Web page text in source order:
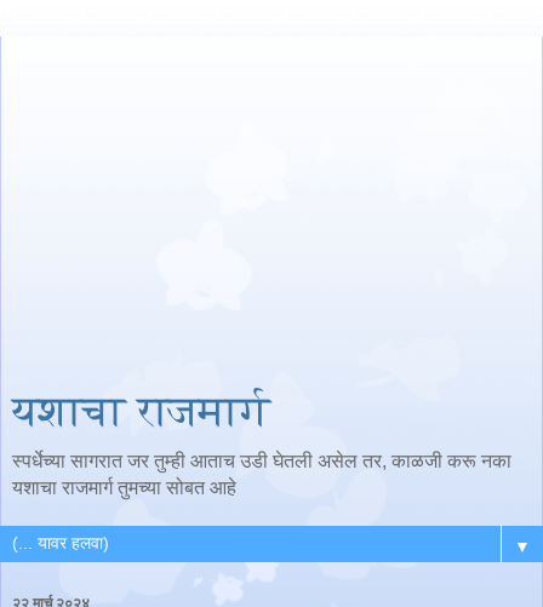
यशाचा राजमार्ग
स्पर्धेच्या सागरात जर तुम्ही आताच उडी घेतली असेल तर, काळजी करू नका
यशाचा राजमार्ग तुमच्या सोबत आहे
▼
२२ मार्च २०२४